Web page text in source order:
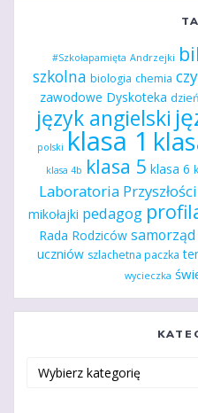
#Szkołapamięta Andrzejki
szkolna biologia chemia
zawodowe Dyskoteka
język angielski
polski klasa 1
klasa 4b klasa 5 klasa 6
Laboratoria Przyszłości
mikołajki pedagog
Rada Rodziców
uczniów szlachetna paczka
wycieczka